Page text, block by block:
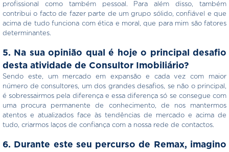
profissional como também pessoal. Para além disso, também
contribui o facto de fazer parte de um grupo sólido, confiável e que
acima de tudo funciona com ética e moral, que para mim são fatores
determinantes.
5. Na sua opinião qual é hoje o principal desafio
desta atividade de Consultor Imobiliário?
Sendo este, um mercado em expansão e cada vez com maior
número de consultores, um dos grandes desafios, se não o principal,
é sobressairmos pela diferença e essa diferença só se consegue com
uma procura permanente de conhecimento, de nos mantermos
atentos e atualizados face às tendências de mercado e acima de
tudo, criarmos laços de confiança com a nossa rede de contactos.
6. Durante este seu percurso de Remax, imagino